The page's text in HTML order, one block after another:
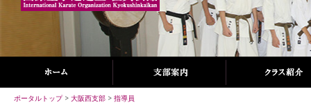
ポータルトップ> 大阪西支部 > 指導員